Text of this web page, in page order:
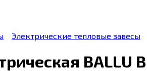
Электрические тепловые завесы
BALLU